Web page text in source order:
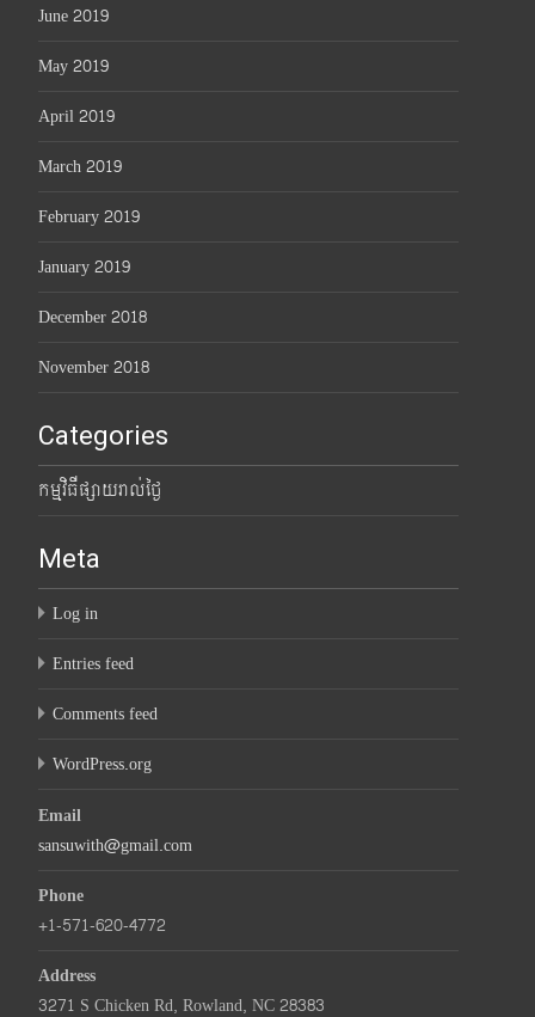
June 2019
May 2019
April 2019
March 2019
February 2019
January 2019
December 2018
November 2018
Categories
កម្មវិធីផ្សាយរាល់ថ្ងៃ
Meta
Log in
Entries feed
Comments feed
WordPress.org
Email
sansuwith@gmail.com
Phone
+1-571-620-4772
Address
3271 S Chicken Rd, Rowland, NC 28383